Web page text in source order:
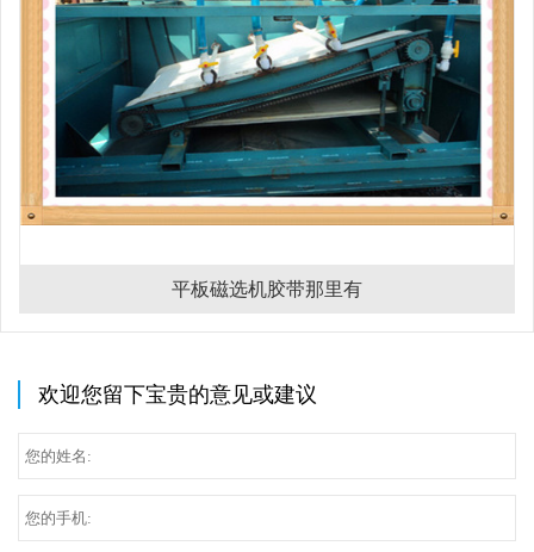
平板磁选机胶带那里有
欢迎您留下宝贵的意见或建议